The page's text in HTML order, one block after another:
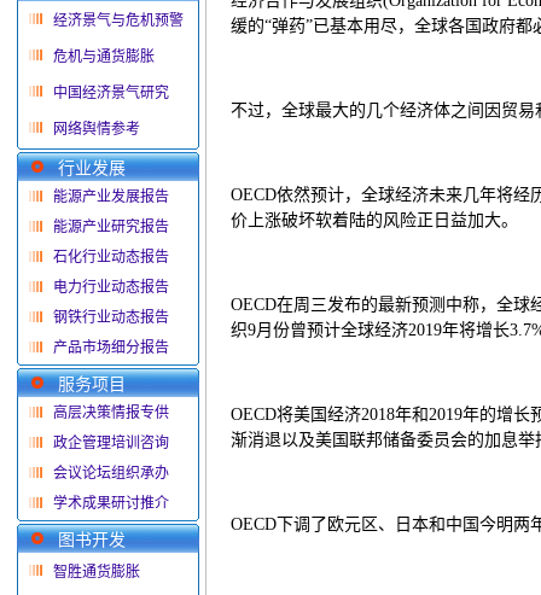
经济景气与危机预警
危机与通货膨胀
中国经济景气研究
网络舆情参考
行业发展
能源产业发展报告
能源产业研究报告
石化行业动态报告
电力行业动态报告
钢铁行业动态报告
产品市场细分报告
服务项目
高层决策情报专供
政企管理培训咨询
会议论坛组织承办
学术成果研讨推介
图书开发
智胜通货膨胀
缓的“弹药”已基本用尽，全球各国政府
不过，全球最大的几个经济体之间因贸
OECD依然预计，全球经济未来几年将
价上涨破坏软着陆的风险正日益加大。
OECD在周三发布的最新预测中称，全球
织9月份曾预计全球经济2019年将增长
OECD将美国经济2018年和2019年的增
渐消退以及美国联邦储备委员会的加息
OECD下调了欧元区、日本和中国今明两